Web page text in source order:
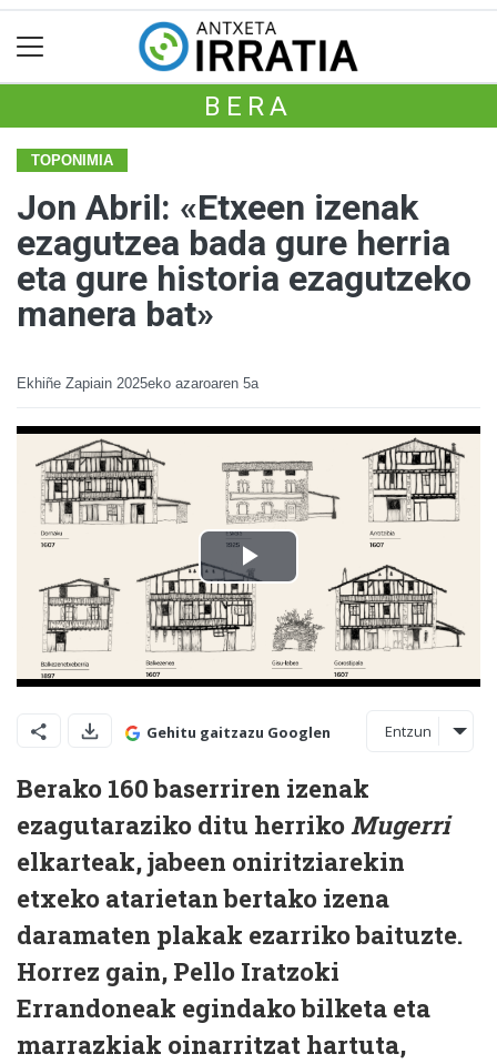
BERA
TOPONIMIA
Jon Abril: «Etxeen izenak
ezagutzea bada gure herria
eta gure historia ezagutzeko
manera bat»
Ekhiñe Zapiain 2025eko azaroaren 5a
Gehitu gaitzazu Googlen Entzun
Berako 160 baserriren izenak
ezagutaraziko ditu herrikoMugerri
elkarteak, jabeen oniritziarekin
etxeko atarietan bertako izena
daramaten plakak ezarriko baituzte.
Horrez gain, Pello Iratzoki
Errandoneak egindako bilketa eta
marrazkiak oinarritzat hartuta,